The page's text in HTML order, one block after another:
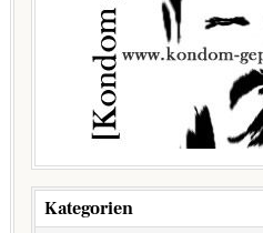
Kategorien